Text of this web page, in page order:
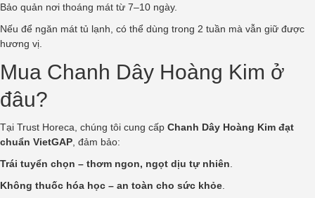
Bảo quản nơi thoáng mát từ 7–10 ngày.
Nếu để ngăn mát tủ lạnh, có thể dùng trong 2 tuần mà vẫn giữ được
hương vị.
Mua Chanh Dây Hoàng Kim ở
đâu?
Tại Trust Horeca , chúng tôi cung cấp Chanh Dây Hoàng Kim đạt
chuẩn VietGAP , đảm bảo:
Trái tuyển chọn – thơm ngon, ngọt dịu tự nhiên
Không thuốc hóa học – an toàn cho sức khỏe